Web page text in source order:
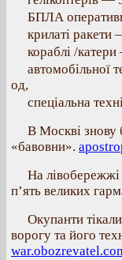
БПЛА
крилаті
кораблі /
автомобільної
од,
спеціальна
В Москві знову
«бавовни».
На
п’ять великих
Окупанти
ворогу та його